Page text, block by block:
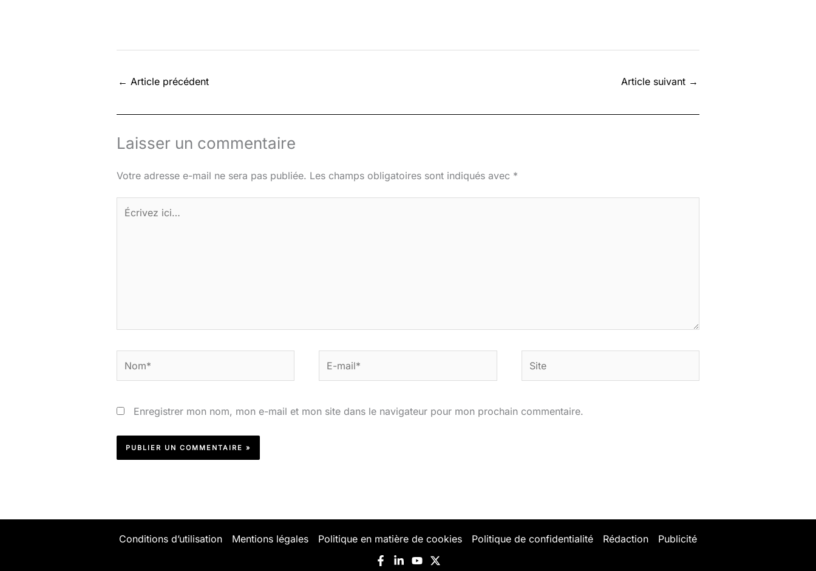
← Article précédent Article suivant →
Laisser un commentaire
Votre adresse e-mail ne sera pas publiée. Les champs obligatoires sont indiqués avec *
Écrivez
ici…
mail*
Enregistrer mon nom, mon e-mail et mon site dans le navigateur pour mon prochain commentaire.
Conditions d’utilisation Mentions légales Politique en matière de cookies Politique de confidentialité Rédaction Publicité